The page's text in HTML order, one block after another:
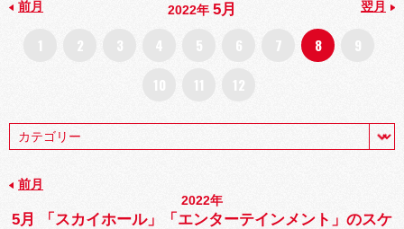
前月 2022年 5月 翌月
1 2 3 4 5 6 7 8
9
10
11 12
前月
2022年
5月 「スカイホール」「エンターテインメント」のスケ